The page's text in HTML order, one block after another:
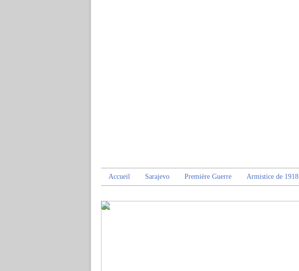
Accueil Sarajevo Première Guerre Armistice de 1918